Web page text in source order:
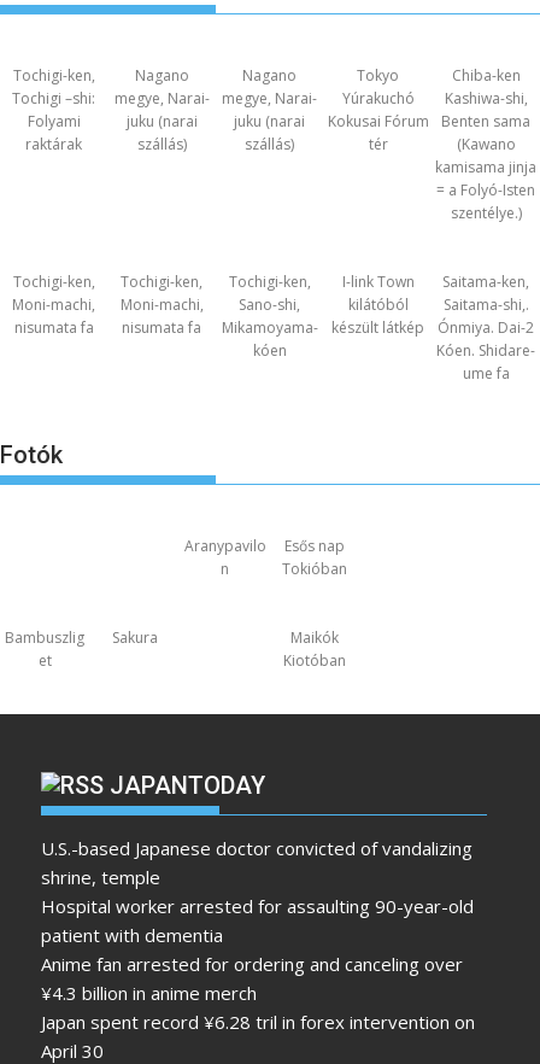
Tochigi-ken,
Tochigi –shi:
Folyami
raktárak
Nagano
megye, Narai-
juku (narai
szállás)
Nagano
megye, Narai-
juku (narai
szállás)
Tokyo
Yúrakuchó
Kokusai Fórum
tér
Chiba-ken
Kashiwa-shi,
Benten sama
(Kawano
kamisama jinja
= a Folyó-Isten
szentélye.)
Tochigi-ken,
Moni-machi,
nisumata fa
Tochigi-ken,
Moni-machi,
nisumata fa
Tochigi-ken,
Sano-shi,
Mikamoyama-
kóen
I-link Town
kilátóból
készült látkép
Saitama-ken,
Saitama-shi,.
Ónmiya. Dai-2
Kóen. Shidare-
ume fa
Fotók
Aranypavilo
n
Esős nap
Tokióban
Bambuszlig
et
Sakura
Maikók
Kiotóban
JAPANTODAY
U.S.-based Japanese doctor convicted of vandalizing
shrine, temple
Hospital worker arrested for assaulting 90-year-old
patient with dementia
Anime fan arrested for ordering and canceling over
¥4.3 billion in anime merch
Japan spent record ¥6.28 tril in forex intervention on
April 30